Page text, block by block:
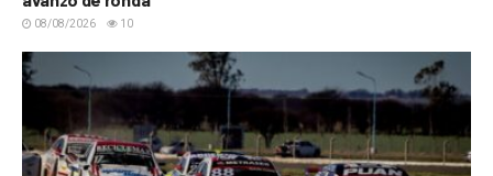
08/08/2026 10